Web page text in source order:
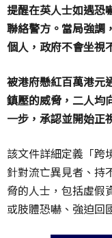
提醒在英人士如遇恐
聯絡警方。當局強調
個人，政府不會坐視
被港府懸紅百萬港元
鎮壓的威脅，二人均
一步，承認並開始正
該文件詳細定義「跨
針對流亡異見者、持
脅的人士，包括虛假
或肢體恐嚇、強迫回